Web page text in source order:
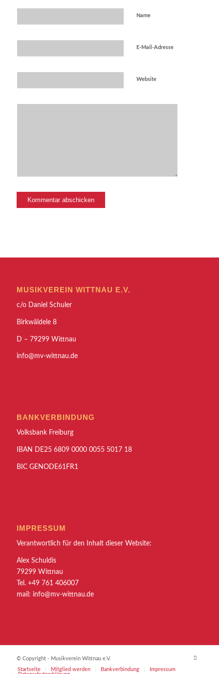
Name
E-Mail-Adresse
Website
MUSIKVEREIN WITTNAU E.V.
c/o Daniel Schuler
Birkwäldele 8
D – 79299 Wittnau
info@mv-wittnau.de
BANKVERBINDUNG
Volksbank Freiburg
IBAN DE25 6809 0000 0055 5017 18
BIC GENODE61FR1
IMPRESSUM
Verantwortlich für den Inhalt dieser Website:
Alex Schuldis
79299 Wittnau
Tel. +49 761 406007
mail: info@mv-wittnau.de
© Copyright - Musikverein Wittnau e.V.
Startseite
Mitglied werden Bankverbindung
Impressum